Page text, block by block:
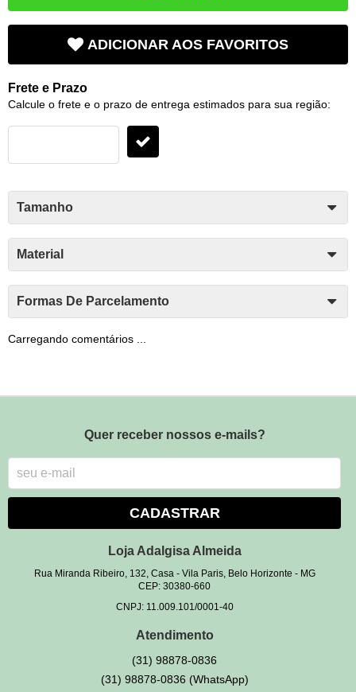
ADICIONAR AOS FAVORITOS
Frete e Prazo
Calcule o frete e o prazo de entrega estimados para sua região:
Tamanho
Material
Formas De Parcelamento
Carregando comentários ...
Quer receber nossos e-mails?
CADASTRAR
Loja Adalgisa Almeida
Rua Miranda Ribeiro, 132, Casa- Vila Paris, Belo Horizonte - MG
CEP: 30380-660
CNPJ: 11.009.101/0001-40
Atendimento
(31) 98878-0836
(31) 98878-0836 (WhatsApp)